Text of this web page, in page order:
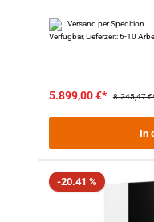
Versand per Spedition
Verfügbar, Lieferzeit: 6-10
5.899,00 €* 8.245,47
In
Rabatt
-20.41 %